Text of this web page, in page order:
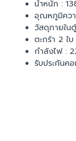
น้ำหนัก :
อุณหภูมิคว
วัสดุภายใน
ตะกร้า 2 ใ
กำลังไฟ :
รับประกันค